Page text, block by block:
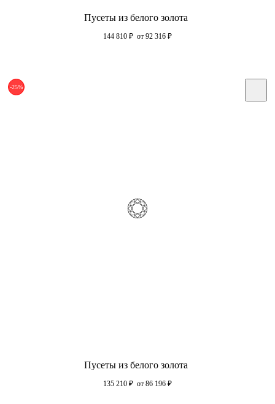
Пусеты из белого золота
144 810 ₽ от 92 316 ₽
-25%
Пусеты из белого золота
135 210 ₽ от 86 196 ₽